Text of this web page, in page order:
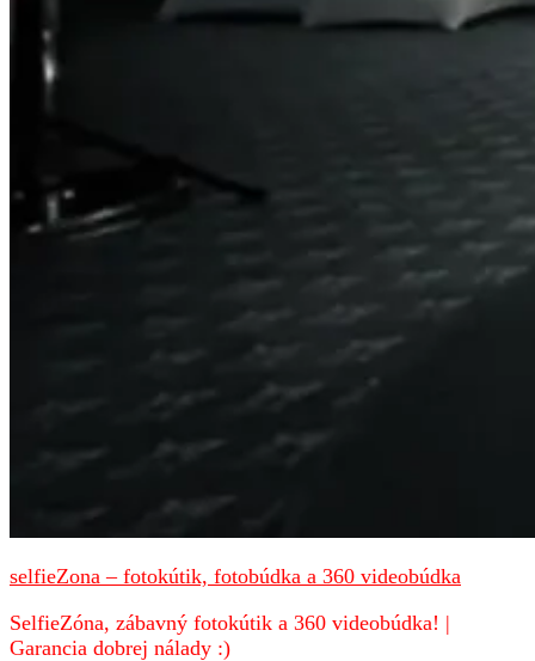
selfieZona – fotokútik, fotobúdka a 360 videobúdka
SelfieZóna, zábavný fotokútik a 360 videobúdka! |
Garancia dobrej nálady :)